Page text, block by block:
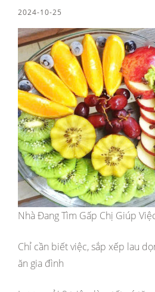
2024-10-25
Nhà Đang Tìm Gấp Chị Giúp
Chỉ cần biết việc, sắp xếp lau
ăn gia đình